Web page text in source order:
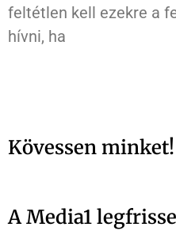
feltétlen kell ezekre a
hívni, ha
Kövessen minket!
A Media1